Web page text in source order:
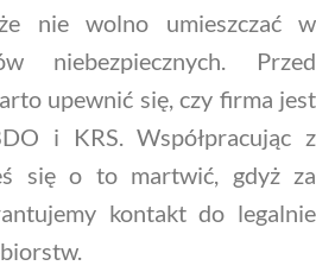
nie wolno umieszczać w
niebezpiecznych. Przed
upewnić się, czy firma jest
i KRS. Współpracując z
się o to martwić, gdyż za
kontakt do legalnie